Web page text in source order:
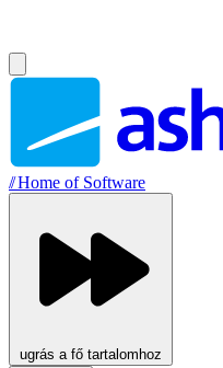
//Home of Software
ugrás a fő tartalomhoz